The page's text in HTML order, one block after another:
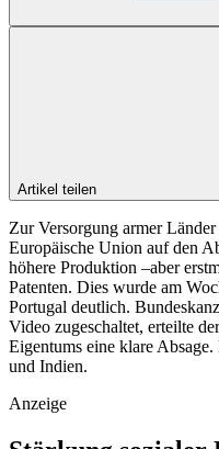
Artikel teilen
Zur Versorgung armer
Europäische Union auf den
höhere Produktion –aber
Patenten. Dies wurde am
Portugal deutlich.
Video zugeschaltet, erteilte
Eigentums eine klare
und Indien.
Anzeige